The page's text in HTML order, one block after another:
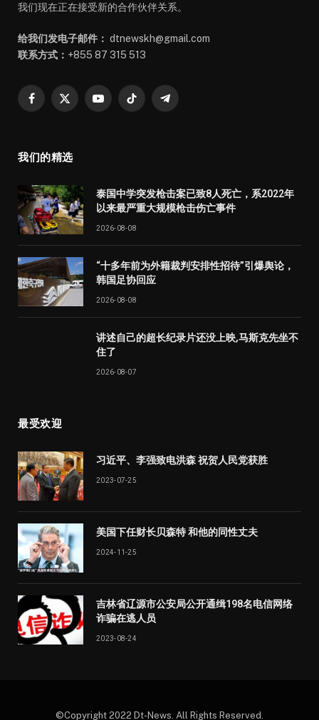
我们现在正在接受新的合作伙伴关系。
给我们发电子邮件： dtnewskh@gmail.com
联系方式： +855 87 315 513
Facebook
X
YouTubeTikTok Telegram
我们的精选
泰国中学突发枪击案已致8人死亡，系2022年
以来最严重大规模枪击伤亡事件
2026-08-08
“十多年前为外籍裁判安排性招待”引爆舆论，
韩国足协回应
2026-08-08
讲述自己的超长纪录片还没上映,马斯克先坐不
住了
2026-08-07
最受欢迎
习近平、李强致电洪森 祝贺人民党获胜
2023-07-25
美国下任财长贝森特 和他的同性丈夫
2024-11-25
吉林省辽源市公安局公开通缉198名电信网络
诈骗在逃人员
2023-08-24
©Copyright 2022 Dt-News. All Rights Reserved.